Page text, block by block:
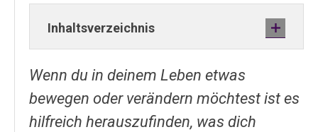
Inhaltsverzeichnis
Wenn du in deinem Leben etwas
bewegen oder verändern möchtest ist es
hilfreich herauszufinden, was dich